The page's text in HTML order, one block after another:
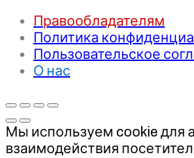
Правообладателям
Политика
Пользовательское
О нас
Мы используем cookie для
взаимодействия